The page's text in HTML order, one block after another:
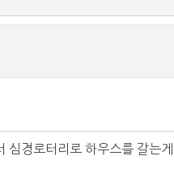
경로터리로 하우스를 갈는